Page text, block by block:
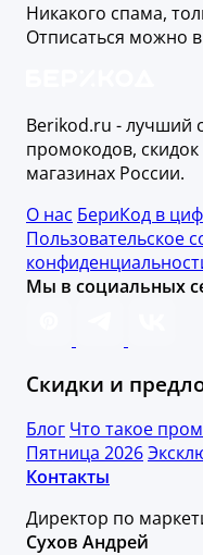
Никакого спама,
Отписаться можно
Berikod.ru - лучший
промокодов,
магазинах России.
О нас БериКод в
Пользовательское
Мы в социальных
Скидки и
Блог Что такое
Пятница 2026
Контакты
Директор по
Сухов Андрей